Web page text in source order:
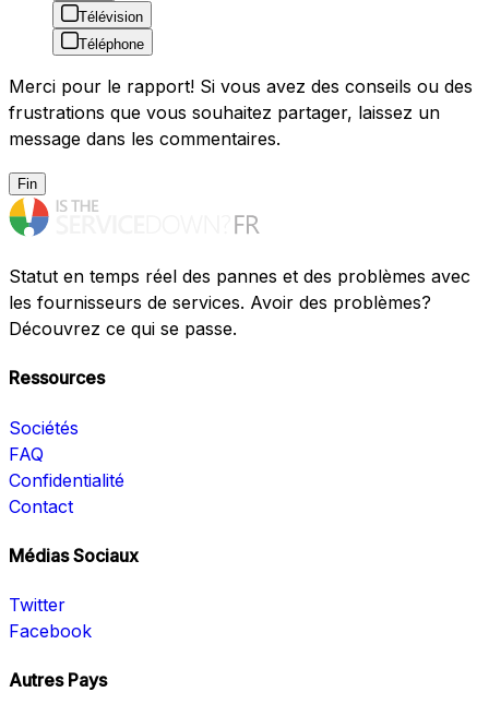
Télévision
Téléphone
Merci pour le rapport! Si vous avez des conseils ou des
frustrations que vous souhaitez partager, laissez un
message dans les commentaires.
Fin
Statut en temps réel des pannes et des problèmes avec
les fournisseurs de services. Avoir des problèmes?
Découvrez ce qui se passe.
Ressources
Sociétés
FAQ
Confidentialité
Contact
Médias Sociaux
Twitter
Facebook
Autres Pays